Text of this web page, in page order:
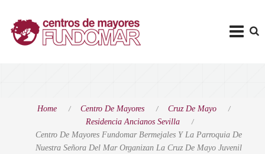
Home Centro De Mayores
Cruz De Mayo
Residencia Ancianos Sevilla
Centro De Mayores Fundomar Bermejales Y La Parroquia De
Nuestra Señora Del Mar Organizan La Cruz De Mayo Juvenil